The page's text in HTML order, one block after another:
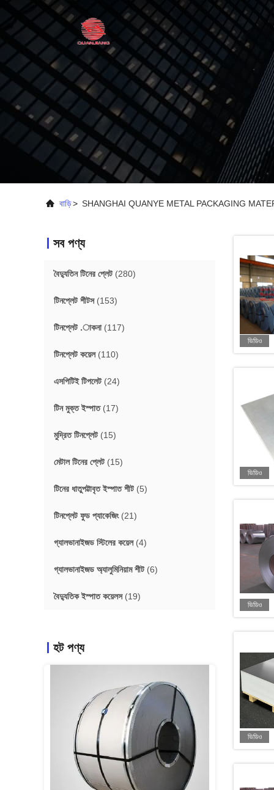
বাড়ি> SHANGHAI QUANYE METAL PACKAGING
সব পণ্য
বৈদ্যুতিন টিনের প্লেট(280)
টিনপ্লেট শীটস(153)
টিনপ্লেট .াকনা(117)
টিনপ্লেট কয়েল(110)
এসপিটিই টিপলেট(24)
টিন মুক্ত ইস্পাত(17)
মুদ্রিত টিনপ্লেট(15)
মেটাল টিনের প্লেট(15)
টিনের ধাতুপট্টাবৃত ইস্পাত শীট(5)
টিনপ্লেট ফুড প্যাকেজিং(21)
গ্যালভানাইজড স্টিলের কয়েল(4)
গ্যালভানাইজড অ্যালুমিনিয়াম শীট(6)
বৈদ্যুতিক ইস্পাত কয়েলস(19)
হট পণ্য
ভিডিও
ভিডিও
ভিডিও
ভিডিও